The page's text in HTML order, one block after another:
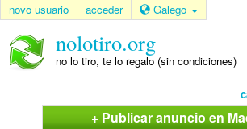
novo usuario acceder Galego
nolotiro.org
no lo tiro, te lo regalo (sin condiciones)
+ Publicar anuncio en